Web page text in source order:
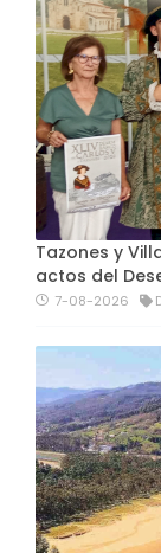
Tazones y
actos del
7-08-2026